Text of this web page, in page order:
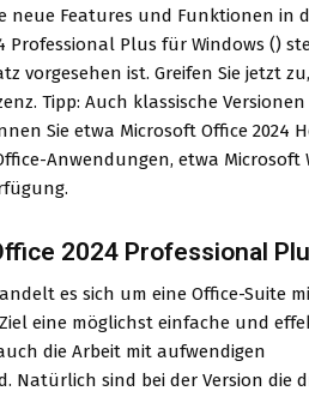
neue Features und Funktionen in
Professional Plus für Windows ()
vorgesehen ist. Greifen Sie jetzt
Tipp: Auch klassische
Sie etwa Microsoft Office 2024
Anwendungen, etwa Microsoft
2024 Professional
es sich um eine Office-Suite
eine möglichst einfache und
die Arbeit mit aufwendigen
Natürlich sind bei der Version die